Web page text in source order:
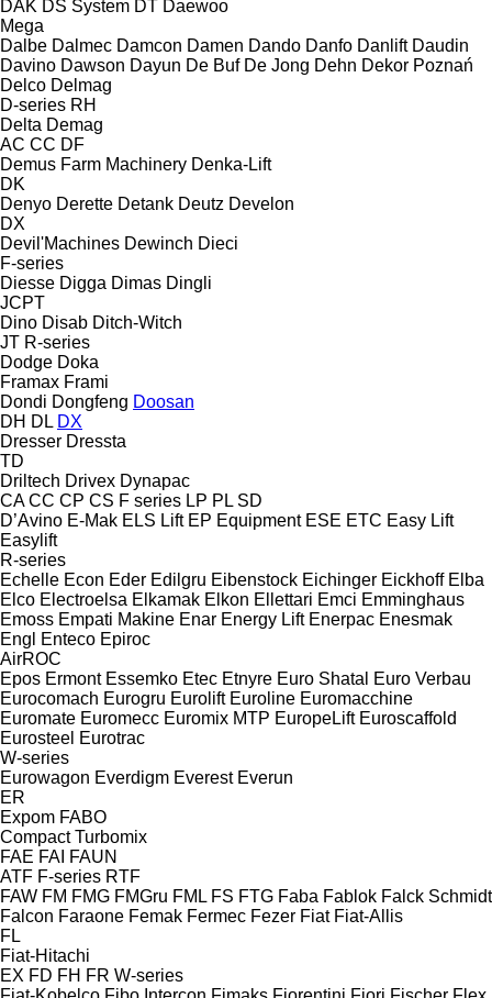
DAK DS System DT Daewoo
Mega
Dalbe Dalmec Damcon Damen Dando Danfo Danlift Daudin
Davino Dawson Dayun De Buf De Jong Dehn Dekor Poznań
Delco Delmag
D-series RH
Delta Demag
AC CC DF
Demus Farm Machinery Denka-Lift
DK
Denyo Derette Detank Deutz Develon
DX
Devil'Machines Dewinch Dieci
F-series
Diesse Digga Dimas Dingli
JCPT
Dino Disab Ditch-Witch
JT R-series
Dodge Doka
Framax Frami
Dondi Dongfeng Doosan
DH DL DX
Dresser Dressta
TD
Driltech Drivex Dynapac
CA CC CP CS F series LP PL SD
D’Avino E-Mak ELS Lift EP Equipment ESE ETC Easy Lift
Easylift
R-series
Echelle Econ Eder Edilgru Eibenstock Eichinger Eickhoff Elba
Elco Electroelsa Elkamak Elkon Ellettari Emci Emminghaus
Emoss Empati Makine Enar Energy Lift Enerpac Enesmak
Engl
Enteco Epiroc
AirROC
Epos Ermont Essemko Etec Etnyre Euro Shatal
Euro Verbau
Eurocomach Eurogru Eurolift Euroline Euromacchine
Euromate Euromecc Euromix MTP EuropeLift Euroscaffold
Eurosteel Eurotrac
W-series
Eurowagon Everdigm Everest Everun
ER
Expom FABO
Compact Turbomix
FAE FAI FAUN
ATF F-series RTF
FAW FM FMG FMGru FML FS FTG Faba Fablok Falck Schmidt
Falcon Faraone Femak Fermec Fezer Fiat Fiat-Allis
FL
Fiat-Hitachi
EX FD FH FR W-series